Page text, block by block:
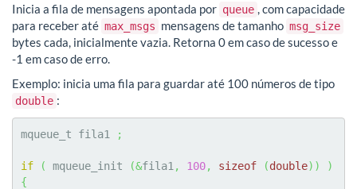
Inicia a fila de mensagens apontada por queue , com capacidade
para receber até max_msgs mensagens de tamanho msg_size
bytes cada, inicialmente vazia. Retorna 0 em caso de sucesso e
-1 em caso de erro.
Exemplo: inicia uma fila para guardar até 100 números de tipo
double :
mqueue_t fila1 ;
if ( mqueue_init (&fila1 , 100, sizeof (double) )
)
{